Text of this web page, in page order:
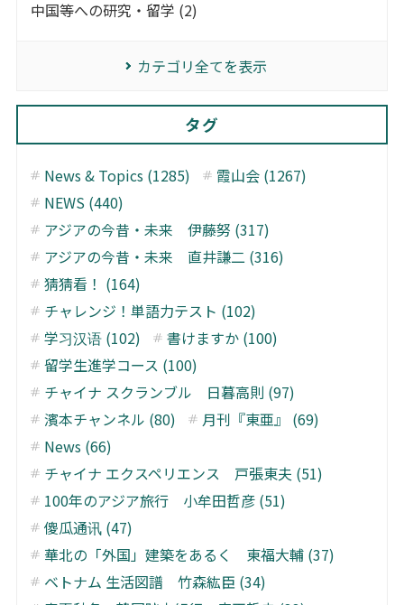
中国等への研究・留学 (2)
カテゴリ全てを表示
タグ
News & Topics (1285)
霞山会 (1267)
NEWS (440)
アジアの今昔・未来 伊藤努 (317)
アジアの今昔・未来 直井謙二 (316)
猜猜看！ (164)
チャレンジ！単語力テスト (102)
学习汉语 (102)
書けますか (100)
留学生進学コース (100)
チャイナ スクランブル 日暮高則 (97)
濱本チャンネル (80)
月刊『東亜』 (69)
News (66)
チャイナ エクスペリエンス 戸張東夫 (51)
100年のアジア旅行 小牟田哲彦 (51)
傻瓜通讯 (47)
華北の「外国」建築をあるく 東福大輔 (37)
ベトナム 生活図譜 竹森紘臣 (34)